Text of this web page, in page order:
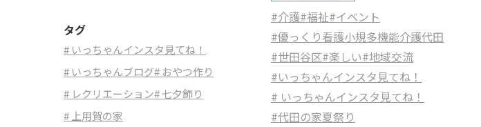
#介護#福祉#イベント
#優っくり看護小規多機能介護代田
#世田谷区#楽しい#地域交流
#いっちゃんインスタ見てね！
# いっちゃんインスタ見てね！
#代田の家夏祭り
タグ
# いっちゃんインスタ見てね！
# いっちゃんブログ# おやつ作り
# レクリエーション# 七夕飾り
# 上用賀の家